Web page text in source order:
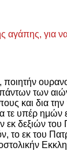
αγάπης,
των
και δια
υπέρ ημών
εκ δεξιών
το εκ του